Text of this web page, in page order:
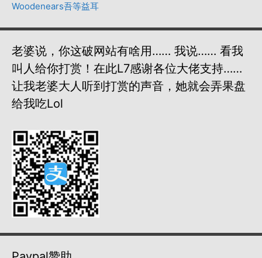
Woodenears吾等益耳
老婆说，你这破网站有啥用…… 我说…… 看我
叫人给你打赏！在此L7感谢各位大佬支持……
让我老婆大人听到打赏的声音，她就会弄果盘
给我吃lol